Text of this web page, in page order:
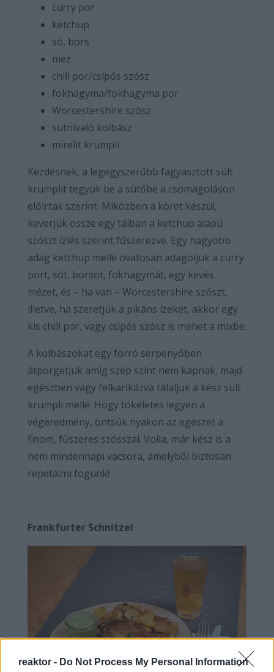
reaktor - Do Not Process My Personal Information
curry por
ketchup
só, bors
méz
chili por/csípős szósz
fokhagyma/fokhagyma por
Worcestershire szósz
sütnivaló kolbász
mirelit krumpli
Kezdésnek, a legegyszerűbb fagyasztott sült
krumplit tegyük be a sütőbe a csomagoláson
előírtak szerint. Miközben a köret készül,
keverjük össze egy tálban a ketchup alapú
szószt ízlés szerint fűszerezve. Egy nagyobb
adag ketchup mellé óvatosan adagoljuk a curry
port, sót, borsot, fokhagymát, egy kevés
mézet, és – ha van – Worcestershire szószt,
illetve, ha szeretjük a pikáns ízeket, akkor egy
kis chili por, vagy csípős szósz is mehet a mixbe.
A kolbászokat egy forró serpenyőben
átpörgetjük amíg szép színt nem kapnak, majd
egészben vagy felkarikázva tálaljuk a kész sült
krumpli mellé. Hogy tökéletes legyen a
végeredmény, öntsük nyakon az egészet a
finom, fűszeres szósszal. Voila, már kész is a
nem mindennapi vacsora, amelyből biztosan
repetázni fogunk!
Frankfurter Schnitzel